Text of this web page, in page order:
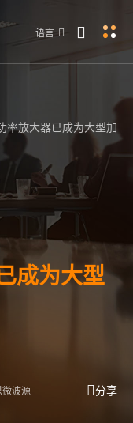
语言
率放大器已成为大型加速
成为大型
波源 分享